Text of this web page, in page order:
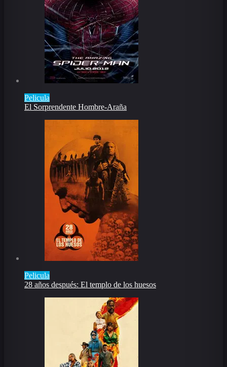
Pelicula
El Sorprendente Hombre-Araña
Pelicula
28 años después: El templo de los huesos